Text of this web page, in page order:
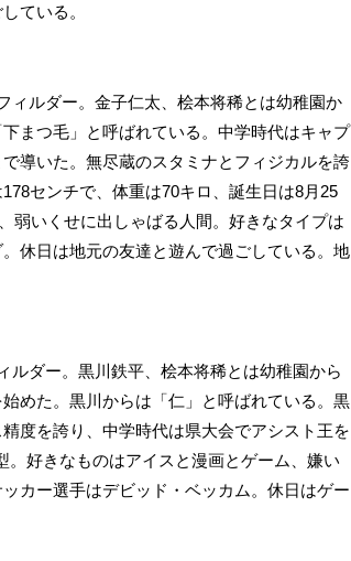
ている。
ィルダー。金子仁太、桧本将稀とは幼稚園か
まつ毛」と呼ばれている。中学時代はキャプ
導いた。無尽蔵のスタミナとフィジカルを誇
センチで、体重は70キロ、誕生日は8月25
弱いくせに出しゃばる人間。好きなタイプは
休日は地元の友達と遊んで過ごしている。地
ダー。黒川鉄平、桧本将稀とは幼稚園から
めた。黒川からは「仁」と呼ばれている。黒
度を誇り、中学時代は県大会でアシスト王を
好きなものはアイスと漫画とゲーム、嫌い
カー選手はデビッド・ベッカム。休日はゲー